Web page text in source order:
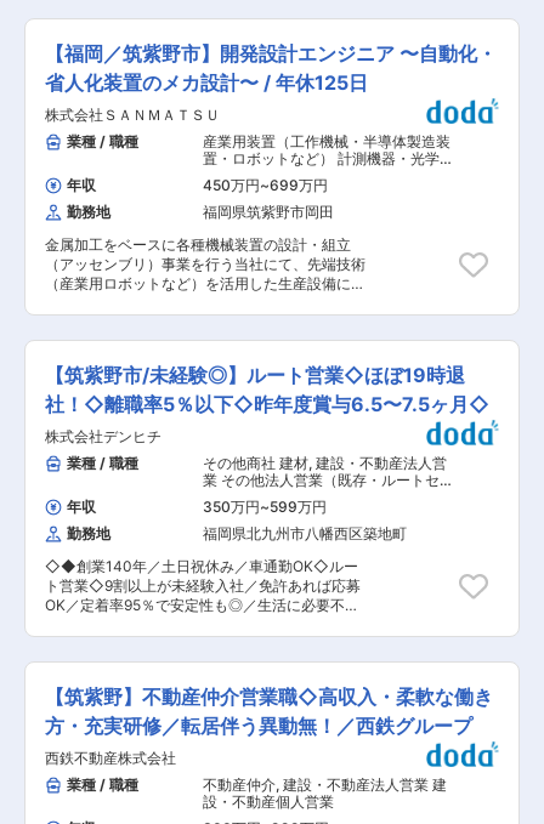
品による新たなマーケットの開拓にも積極的に取
り組んでいます。 ・エクステリアに関わる仕事を
通して、街並みをキレイにすることで地域社会に
貢献することが可能です。そこに住む人々の暮ら
しを豊かに・快適にすることで、幸せづくりに貢
献できる、働きがい・やりがいのある仕事です。
かして、長く働ける環境を探している」 「インテ
リアや家具に興味がある」 ■仕事内容 家具・イ
ンテリアブランド「LOWYA」の実店舗で、お客
様への接客・商品提案、売り場づくり、在庫管理
などをお任せします。 ただ販売するだけではな
く、お客様のライフスタイルに寄り添った提案が
できるのが魅力です。 具体的には ・お客様への
接客・商品提案 ・ブランドイメージに沿った売り
場作りの補助 ・商品の品出し ・在庫確認・スト
ック管理 ・店舗オペレーションの改善提案 など
オンラインを中心にアイテムを販売してきた当社
「LOWYA」は、現在はリアルなタッチポイント
を創造し、お客様との新たな体験作りができる
「場所」をつくっていくことを目指しています。
今後も店舗数の拡大を予定しており、お客様によ
り身近にブランドを感じていただける場を一緒に
心スタート。 その後は店長やエリアマネージャー
など、長期的な育成方針のもとキャリアアップい
ただきます。 ■働きやすさも充実 年間休日125日
でプライベートも大切に 業界未経験OK！接客・
販売経験があれば歓迎 成長企業だからポジション
も豊富です。 ■やりがい 「ありがとう」の言葉
を直接いただける仕事。 あなたの提案で、お客様
の暮らしがもっと快適になる瞬間に立ち会えま
す。 変更の範囲：会社の定める業務
【福岡／筑紫野市】開発設計エンジニア 〜自動化・
省人化装置のメカ設計〜 / 年休125日
株式会社ＳＡＮＭＡＴＳＵ
業種 / 職種
産業用装置（工作機械・半導体製造装
置・ロボットなど） 計測機器・光学機
器・精密機器・分析機器
品・コネクタ 工作機械・産業機械・ロ
ボット
年収 450万円~699万円
勤務地
福岡県筑紫野市岡田
金属加工をベースに各種機械装置の設計・組立
（アッセンブリ）事業を行う当社にて、先端技術
（産業用ロボットなど）を活用した生産設備にお
作における一連の業務をお任せします（入社当初
は、経験に応じた業務をアサインします） ・客先
打合せ、仕様調整／構想設計 ・見積り、詳細設
計、製作／組立 ※現地で行われる試運転の立会い
も必要に応じてお願いいたします。 ■業務の特
徴： ・OEMや新規でFA機器を駆使した省人化設
備、ロボット技術を用いた省人化設備、画像検査
装置等、顧客のニーズを基に仕様を決定し、構想
設計〜設計業務全般、組立までをご担当いただき
ます。部内の電気系エンジニア、製造部門のメン
バーと協力しつつ機械設計の業務を行っていただ
くことになります。 ・医療、建築、FA機器など
幅広い業界から装置や生産設備の受注があるた
め、お取引先は多岐に渡ります。比較的幅広い知
識と経験が求められるため、ご自身の経験値アッ
プが可能な業務です。そのため、ものづくりの醍
したいと考えております。 ■業務の魅力：環境、
FA、ロボットシステムの経験を活かした生産設備
は、住宅設備、医療、建築、自動車、鉄鋼、FA関
連などの幅広い業界のお客様よりご愛顧いただ
き、幅広い製品やロボット関係の案件に携わりな
がら、様々な経験と知識、技術の習得が可能で
【筑紫野市/未経験◎】ルート営業◇ほぼ19時退
社！◇離職率5％以下◇昨年度賞与6.5〜7.5ヶ月◇
株式会社デンヒチ
業種 / 職種
その他商社 建材, 建設・不動産法人営
業 その他法人営業（既存・ルートセー
ルス中心）
年収 350万円~599万円
勤務地
福岡県北九州市八幡西区築地町
◇◆創業140年／土日祝休み／車通勤OK◇ルー
ト営業◇9割以上が未経験入社／免許あれば応募
OK／定着率95％で安定性も◎／生活に必要不可
売・ホテルマンなど9割以上の方が業界未経験で
入社！ ■主な業務内容を以下へ変更 リフォーム
総合支援商社である当社にて、住宅設備機器など
の販売業務をお任せします。 ＜提案先＞住宅工務
店やハウスメーカー、リフォーム会社等 ＜商材＞
300社以上のメーカーの建築資材やキッチン・ト
イレなどの水回りの設備（給湯器やバスユニッ
ト、太陽光等） ＜営業スタイル＞既存顧客へのル
ート営業、新規開拓（週1回程度） 担当社数：
【筑紫野】不動産仲介営業職◇高収入・柔軟な働き
方・充実研修／転居伴う異動無！／西鉄グループ
西鉄不動産株式会社
業種 / 職種
不動産仲介, 建設・不動産法人営業 建
設・不動産個人営業